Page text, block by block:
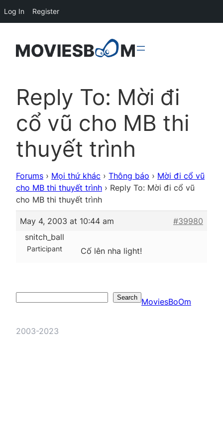
Reply To: Mời đi
cổ vũ cho MB thi
thuyết trình
Forums › Mọi thứ khác › Thông báo › Mời đi cổ vũ
cho MB thi thuyết trình › Reply To: Mời đi cổ vũ
cho MB thi thuyết trình
May 4, 2003 at 10:44 am
#39980
snitch_ball
Participant Cố lên nha light!
Search MoviesBoOm
2003-2023
Log In Register